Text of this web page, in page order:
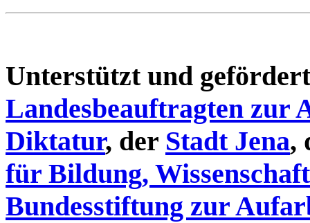
Unterstützt und
Landesbeauftragten zur
Diktatur, der Stadt Jena,
für Bildung,
Bundesstiftung zur